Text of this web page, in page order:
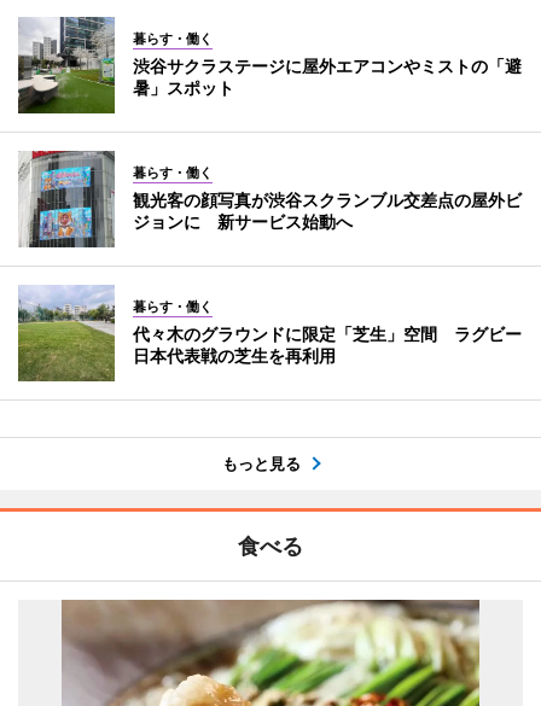
暮らす・働く
渋谷サクラステージに屋外エアコンやミストの「避
暑」スポット
暮らす・働く
観光客の顔写真が渋谷スクランブル交差点の屋外ビ
ジョンに 新サービス始動へ
暮らす・働く
代々木のグラウンドに限定「芝生」空間 ラグビー
日本代表戦の芝生を再利用
もっと見る
食べる